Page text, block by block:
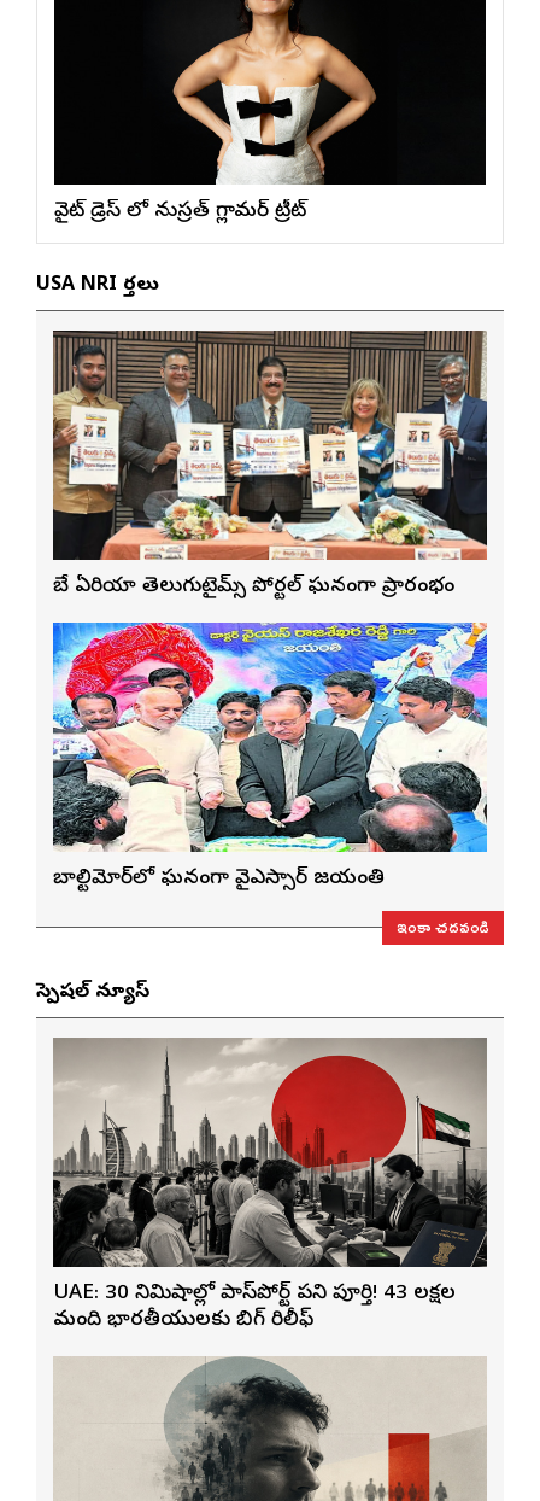
వైట్ డ్రెస్ లో నుస్ర‌త్ గ్లామ‌ర్ ట్రీట్
USA NRI వార్తలు
బే ఏరియా తెలుగుటైమ్స్ పోర్టల్ ఘనంగా ప్రారంభం
బాల్టిమోర్‌లో ఘనంగా వైఎస్సార్‌ జయంతి
ఇంకా చదవండి
స్పెషల్ న్యూస్
UAE: 30 నిమిషాల్లో పాస్‌పోర్ట్ పని పూర్తి! 43 లక్షల
మంది భారతీయులకు బిగ్ రిలీఫ్